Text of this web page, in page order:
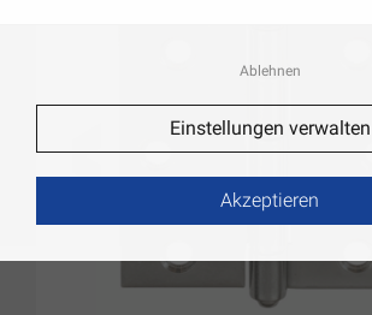
Ablehnen
Einstellungen verwalten
Akzeptieren